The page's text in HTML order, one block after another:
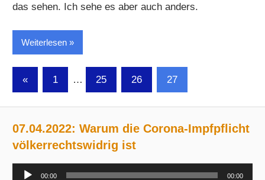
das sehen. Ich sehe es aber auch anders.
Weiterlesen
Seitennummerierung
Beiträge
«Vorherige
1 … 25 26 27
07.04.2022: Warum die Corona-Impfpflicht
völkerrechtswidrig ist
Audio-
00:00 00:00